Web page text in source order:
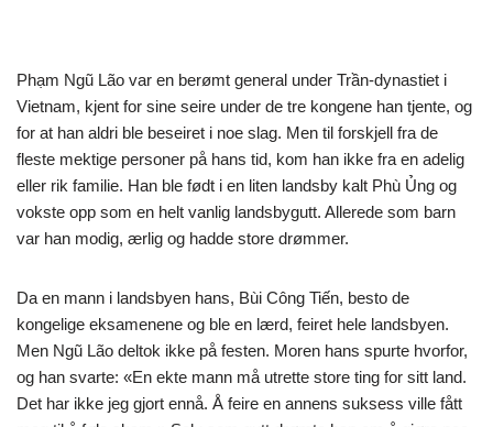
Phạm Ngũ Lão var en berømt general under Trần-dynastiet i
Vietnam, kjent for sine seire under de tre kongene han tjente, og
for at han aldri ble beseiret i noe slag. Men til forskjell fra de
fleste mektige personer på hans tid, kom han ikke fra en adelig
eller rik familie. Han ble født i en liten landsby kalt Phù Ủng og
vokste opp som en helt vanlig landsbygutt. Allerede som barn
var han modig, ærlig og hadde store drømmer.
Da en mann i landsbyen hans, Bùi Công Tiến, besto de
kongelige eksamenene og ble en lærd, feiret hele landsbyen.
Men Ngũ Lão deltok ikke på festen. Moren hans spurte hvorfor,
og han svarte: «En ekte mann må utrette store ting for sitt land.
Det har ikke jeg gjort ennå. Å feire en annens suksess ville fått